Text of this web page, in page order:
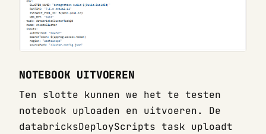
NOTEBOOK UITVOEREN
Ten slotte kunnen we het te testen
notebook uploaden en uitvoeren. De
databricksDeployScripts task uploadt